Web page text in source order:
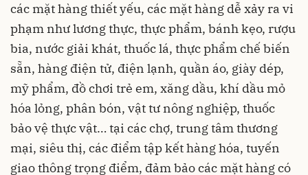
các mặt hàng thiết yếu, các mặt hàng dễ xảy ra vi
phạm như lương thực, thực phẩm, bánh kẹo, rượu
bia, nước giải khát, thuốc lá, thực phẩm chế biến
sẵn, hàng điện tử, điện lạnh, quần áo, giày dép,
mỹ phẩm, đồ chơi trẻ em, xăng dầu, khí dầu mỏ
hóa lỏng, phân bón, vật tư nông nghiệp, thuốc
bảo vệ thực vật… tại các chợ, trung tâm thương
mại, siêu thị, các điểm tập kết hàng hóa, tuyến
giao thông trọng điểm, đảm bảo các mặt hàng có